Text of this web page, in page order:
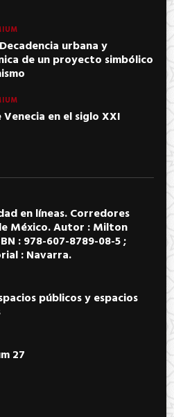
urbana y
de un proyecto simbólico
en el siglo XXI
en líneas. Corredores
México. Autor : Milton
: 978-607-8789-08-5 ;
: Navarra.
públicos y espacios
27